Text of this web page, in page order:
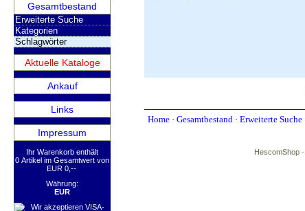
Gesamtbestand
Erweiterte Suche
Kategorien
Schlagwörter
Aktuelle Kataloge
Ankauf
Links
Impressum
Ihr Warenkorb enthält
0 Artikel im Gesamtwert von
EUR 0,--
Währung:
EUR
Home· Gesamtbestand· Erweiterte Suche
HescomShop